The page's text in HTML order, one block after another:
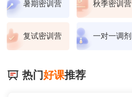
暑期密训营 秋季密训营
复试密训营 一对一调剂
热门好课推荐